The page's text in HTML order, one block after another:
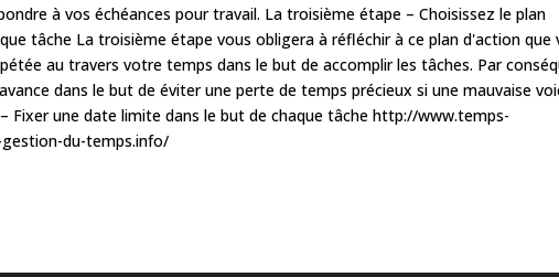
à vos échéances pour travail. La troisième étape – Choisissez le plan
tâche La troisième étape vous obligera à réfléchir à ce plan d'action que
au travers votre temps dans le but de accomplir les tâches. Par
dans le but de éviter une perte de temps précieux si une mauvaise
Fixer une date limite dans le but de chaque tâche http://www.temps-
du-temps.info/